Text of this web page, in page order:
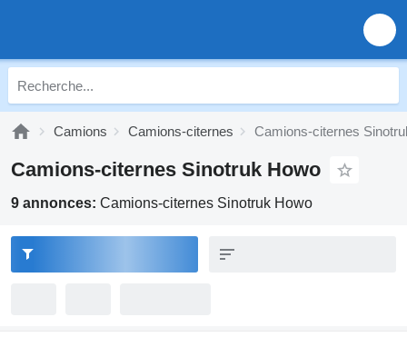
Camions Camions-citernes Camions-citernes
Camions-citernes Sinotruk Howo
9 annonces: Camions-citernes Sinotruk Howo